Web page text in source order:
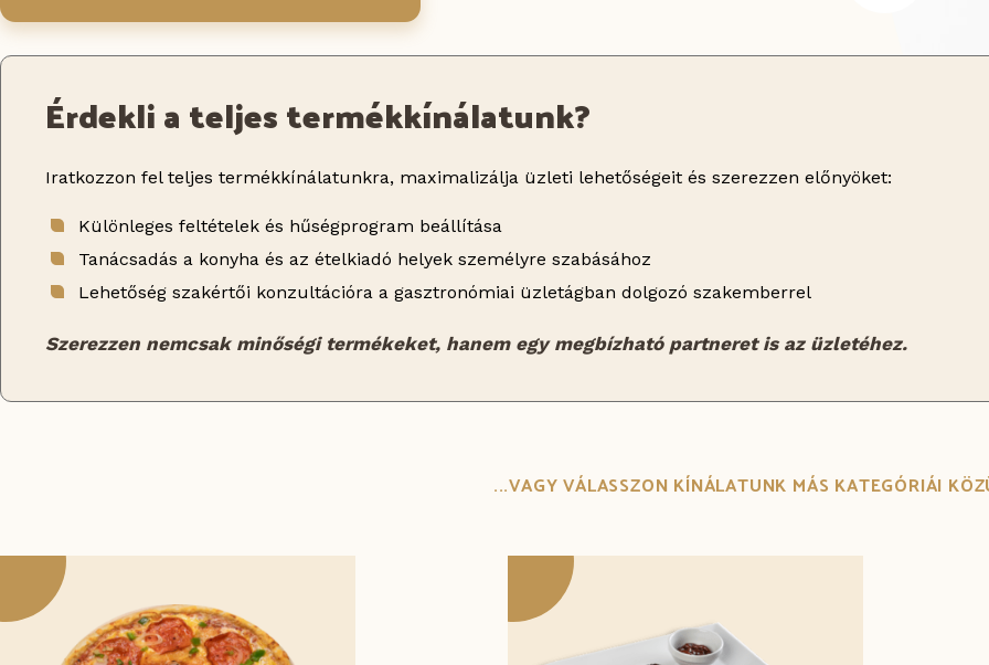
Érdekli a teljes termékkínálatunk?
Iratkozzon fel teljes termékkínálatunkra, maximalizálja üzleti lehetőségeit és szerezzen előnyöket:
Különleges feltételek és hűségprogram beállítása
Tanácsadás a konyha és az ételkiadó helyek személyre szabásához
Lehetőség szakértői konzultációra a gasztronómiai üzletágban dolgozó szakemberrel
Szerezzen nemcsak minőségi termékeket, hanem egy megbízható partneret is az üzletéhez.
...VAGY VÁLASSZON KÍNÁLATUNK MÁS KATEGÓRIÁI